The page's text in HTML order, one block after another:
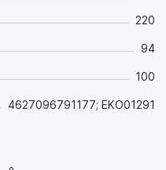
220
94
100
4627096791177; EKO01291